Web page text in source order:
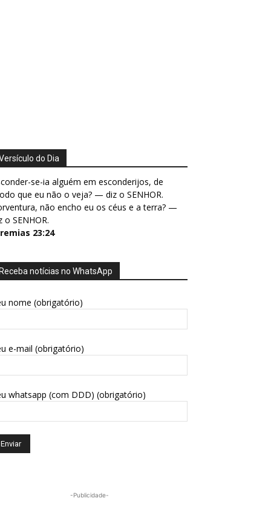
do Dia
se-ia alguém em esconderijos, de
que eu não o veja? — diz o SENHOR.
não encho eu os céus e a terra? —
o SENHOR.
23:24
Receba notícias no WhatsApp
nome (obrigatório)
e-mail (obrigatório)
whatsapp (com DDD) (obrigatório)
-Publicidade-